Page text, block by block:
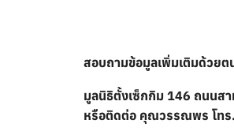
สอบถามข้อมูลเพิ่มเติมด้วยต
มูลนิธิตั้งเซ็กกิม 146 ถนนส
หรือติดต่อ คุณวรรณพร โท